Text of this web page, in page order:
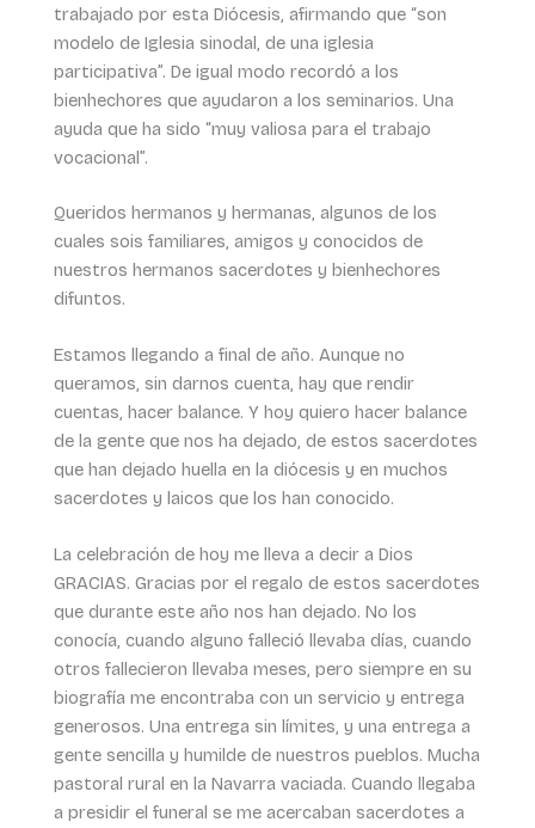
trabajado por esta Diócesis, afirmando que “son
modelo de Iglesia sinodal, de una iglesia
participativa”. De igual modo recordó a los
bienhechores que ayudaron a los seminarios. Una
ayuda que ha sido “muy valiosa para el trabajo
vocacional”.
Queridos hermanos y hermanas, algunos de los
cuales sois familiares, amigos y conocidos de
nuestros hermanos sacerdotes y bienhechores
difuntos.
Estamos llegando a final de año. Aunque no
queramos, sin darnos cuenta, hay que rendir
cuentas, hacer balance. Y hoy quiero hacer balance
de la gente que nos ha dejado, de estos sacerdotes
que han dejado huella en la diócesis y en muchos
sacerdotes y laicos que los han conocido.
La celebración de hoy me lleva a decir a Dios
GRACIAS. Gracias por el regalo de estos sacerdotes
que durante este año nos han dejado. No los
conocía, cuando alguno falleció llevaba días, cuando
otros fallecieron llevaba meses, pero siempre en su
biografía me encontraba con un servicio y entrega
generosos. Una entrega sin límites, y una entrega a
gente sencilla y humilde de nuestros pueblos. Mucha
pastoral rural en la Navarra vaciada. Cuando llegaba
a presidir el funeral se me acercaban sacerdotes a